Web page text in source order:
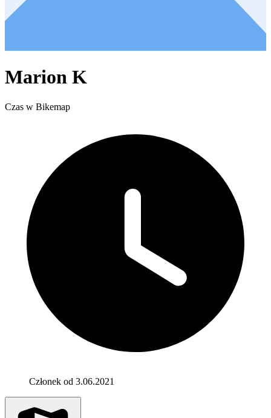
Marion K
Czas w Bikemap
Członek od 3.06.2021